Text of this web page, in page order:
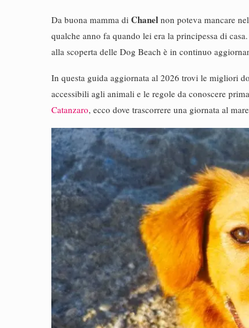
Da buona mamma di Chanel non poteva mancare
qualche anno fa quando lei era la principessa di
alla scoperta delle Dog Beach è in continuo
In questa guida aggiornata al 2026 trovi le migliori
accessibili agli animali e le regole da conoscere
Catanzaro, ecco dove trascorrere una giornata al